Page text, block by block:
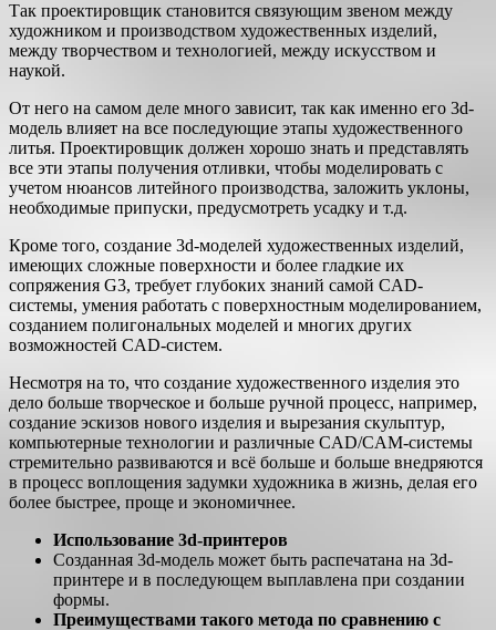
Так проектировщик становится связующим звеном между
художником и производством художественных изделий,
между творчеством и технологией, между искусством и
наукой.
От него на самом деле много зависит, так как именно его 3d-
модель влияет на все последующие этапы художественного
литья. Проектировщик должен хорошо знать и представлять
все эти этапы получения отливки, чтобы моделировать с
учетом нюансов литейного производства, заложить уклоны,
необходимые припуски, предусмотреть усадку и т.д.
Кроме того, создание 3d-моделей художественных изделий,
имеющих сложные поверхности и более гладкие их
сопряжения G3, требует глубоких знаний самой CAD-
системы, умения работать с поверхностным моделированием,
созданием полигональных моделей и многих других
возможностей CAD-систем.
Несмотря на то, что создание художественного изделия это
дело больше творческое и больше ручной процесс, например,
создание эскизов нового изделия и вырезания скульптур,
компьютерные технологии и различные CAD/CAM-системы
стремительно развиваются и всё больше и больше внедряются
в процесс воплощения задумки художника в жизнь, делая его
более быстрее, проще и экономичнее.
Использование 3d-принтеров
Созданная 3d-модель может быть распечатана на 3d-
принтере и в последующем выплавлена при создании
формы.
Преимуществами такого метода по сравнению с